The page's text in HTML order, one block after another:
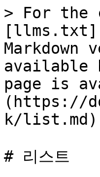
> For the
Markdown
available
page is
(https://
k/
# 리스트